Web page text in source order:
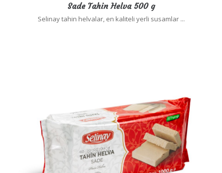
Sade Tahin Helva 500 g
Selinay tahin helvalar, en kaliteli yerli susamlar ...